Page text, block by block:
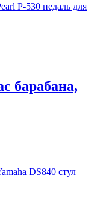
барабана,